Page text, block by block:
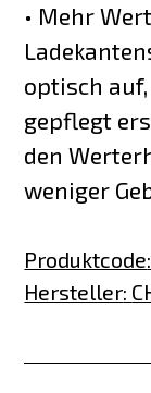
• Mehr
optisch
gepflegt
den
weniger
Produktcode:
Hersteller: